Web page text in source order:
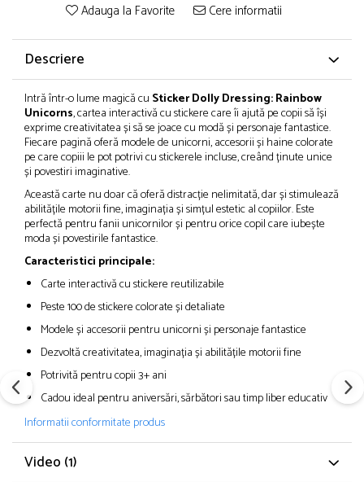
Adauga la Favorite Cere informatii
Descriere
Intră într-o lume magică cu Sticker Dolly Dressing: Rainbow
Unicorns, cartea interactivă cu stickere care îi ajută pe copii să își
exprime creativitatea și să se joace cu modă și personaje fantastice.
Fiecare pagină oferă modele de unicorni, accesorii și haine colorate
pe care copiii le pot potrivi cu stickerele incluse, creând ținute unice
și povestiri imaginative.
Această carte nu doar că oferă distracție nelimitată, dar și stimulează
abilitățile motorii fine, imaginația și simțul estetic al copiilor. Este
perfectă pentru fanii unicornilor și pentru orice copil care iubește
moda și povestirile fantastice.
Caracteristici principale:
Carte interactivă cu stickere reutilizabile
Peste 100 de stickere colorate și detaliate
Modele și accesorii pentru unicorni și personaje fantastice
Dezvoltă creativitatea, imaginația și abilitățile motorii fine
Potrivită pentru copii 3+ ani
Cadou ideal pentru aniversări, sărbători sau timp liber educativ
Informatii conformitate produs
Video (1)